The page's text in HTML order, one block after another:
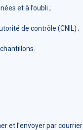
et à l’oubli ;
de contrôle (CNIL) ;
et l’envoyer par courrier